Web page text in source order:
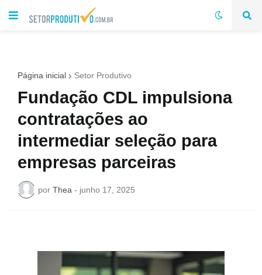
Página inicial Setor Produtivo
Fundação CDL impulsiona
contratações ao
intermediar seleção para
empresas parceiras
por Thea - junho 17, 2025